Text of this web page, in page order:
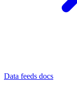
Data feeds docs